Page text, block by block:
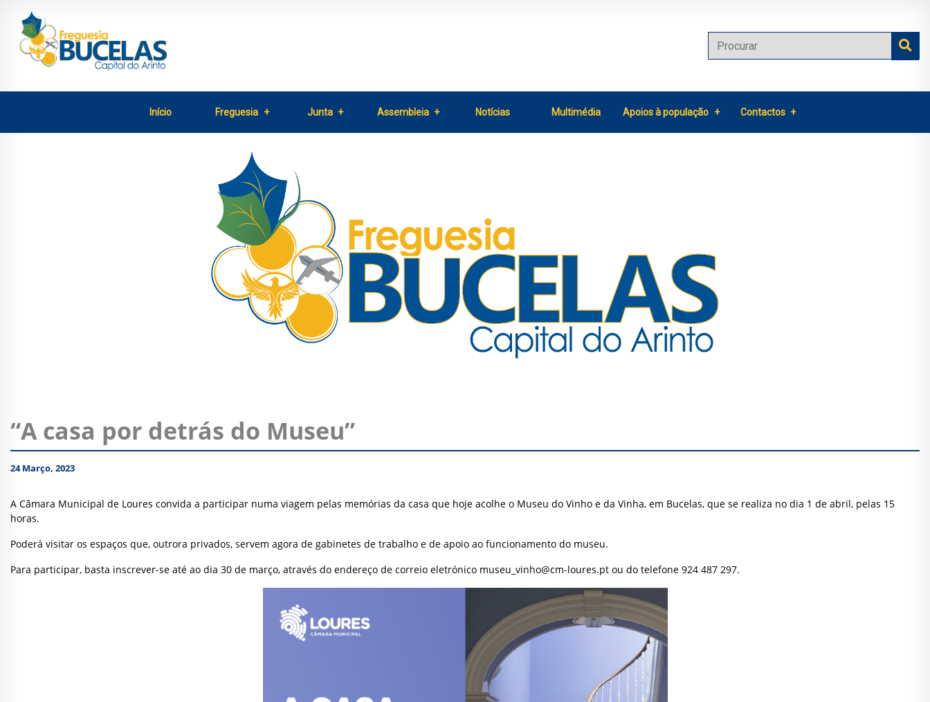
Início Freguesia Junta Assembleia Notícias Multimédia Apoios à população Contactos
“A casa por detrás do Museu”
24 Março, 2023
A Câmara Municipal de Loures convida a participar numa viagem pelas memórias da casa que hoje acolhe o Museu do Vinho e da Vinha, em Bucelas, que se realiza no dia 1 de abril, pelas 15
horas.
Poderá visitar os espaços que, outrora privados, servem agora de gabinetes de trabalho e de apoio ao funcionamento do museu.
Para participar, basta inscrever-se até ao dia 30 de março, através do endereço de correio eletrónico museu_vinho@cm-loures.pt ou do telefone 924 487 297.